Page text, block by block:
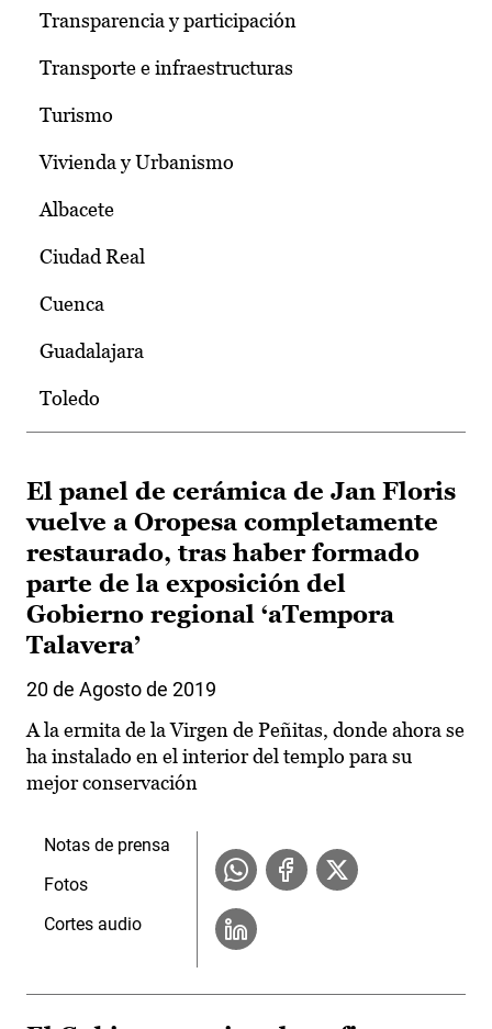
Transparencia y participación
Transporte e infraestructuras
Turismo
Vivienda y Urbanismo
Albacete
Ciudad Real
Cuenca
Guadalajara
Toledo
El panel de cerámica de Jan Floris
vuelve a Oropesa completamente
restaurado, tras haber formado
parte de la exposición del
Gobierno regional ‘aTempora
Talavera’
20 de Agosto de 2019
A la ermita de la Virgen de Peñitas, donde ahora se
ha instalado en el interior del templo para su
mejor conservación
Notas de prensa
Fotos
Cortes audio